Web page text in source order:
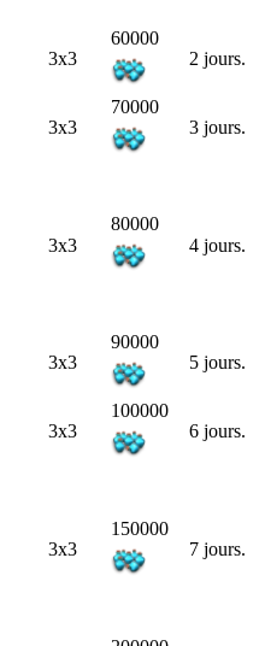
3x3
60000
2 jours.
3x3
70000
3 jours.
3x3
80000
4 jours.
3x3
90000
5 jours.
3x3
100000
6 jours.
3x3
150000
7 jours.